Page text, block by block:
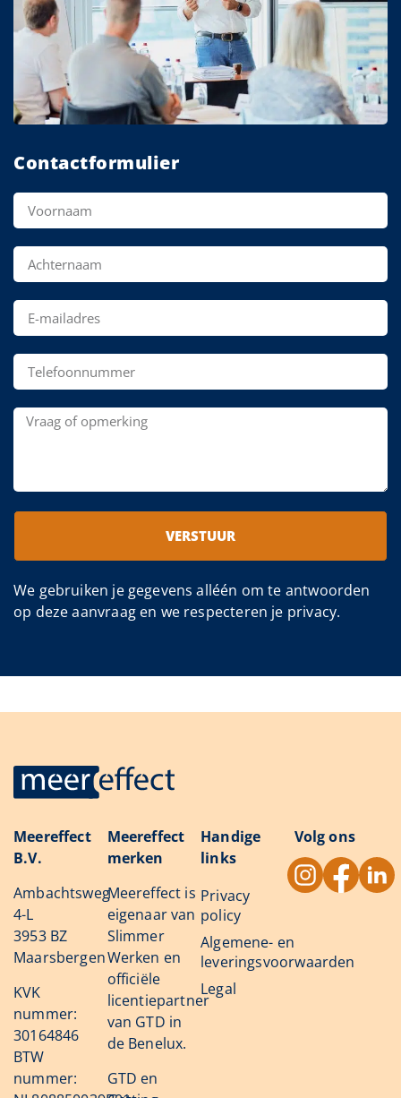
Contactformulier
VERSTUUR
We gebruiken je gegevens alléén om te antwoorden
op deze aanvraag en we respecteren je privacy.
Meereffect
B.V.
Ambachtsweg
4-L
3953 BZ
Maarsbergen
KVK
nummer:
30164846
BTW
nummer:
Meereffect
merken
Meereffect is
eigenaar van
Slimmer
Werken en
officiële
licentiepartner
van GTD in
de Benelux.
GTD en
Handige
links
Privacy
policy
Algemene- en
leveringsvoorwaarden
Legal
Volg ons